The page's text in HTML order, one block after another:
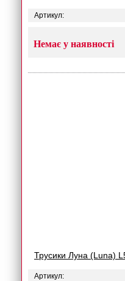
Артикул:
Немає у наявності
Трусики Луна (Luna)
Артикул: